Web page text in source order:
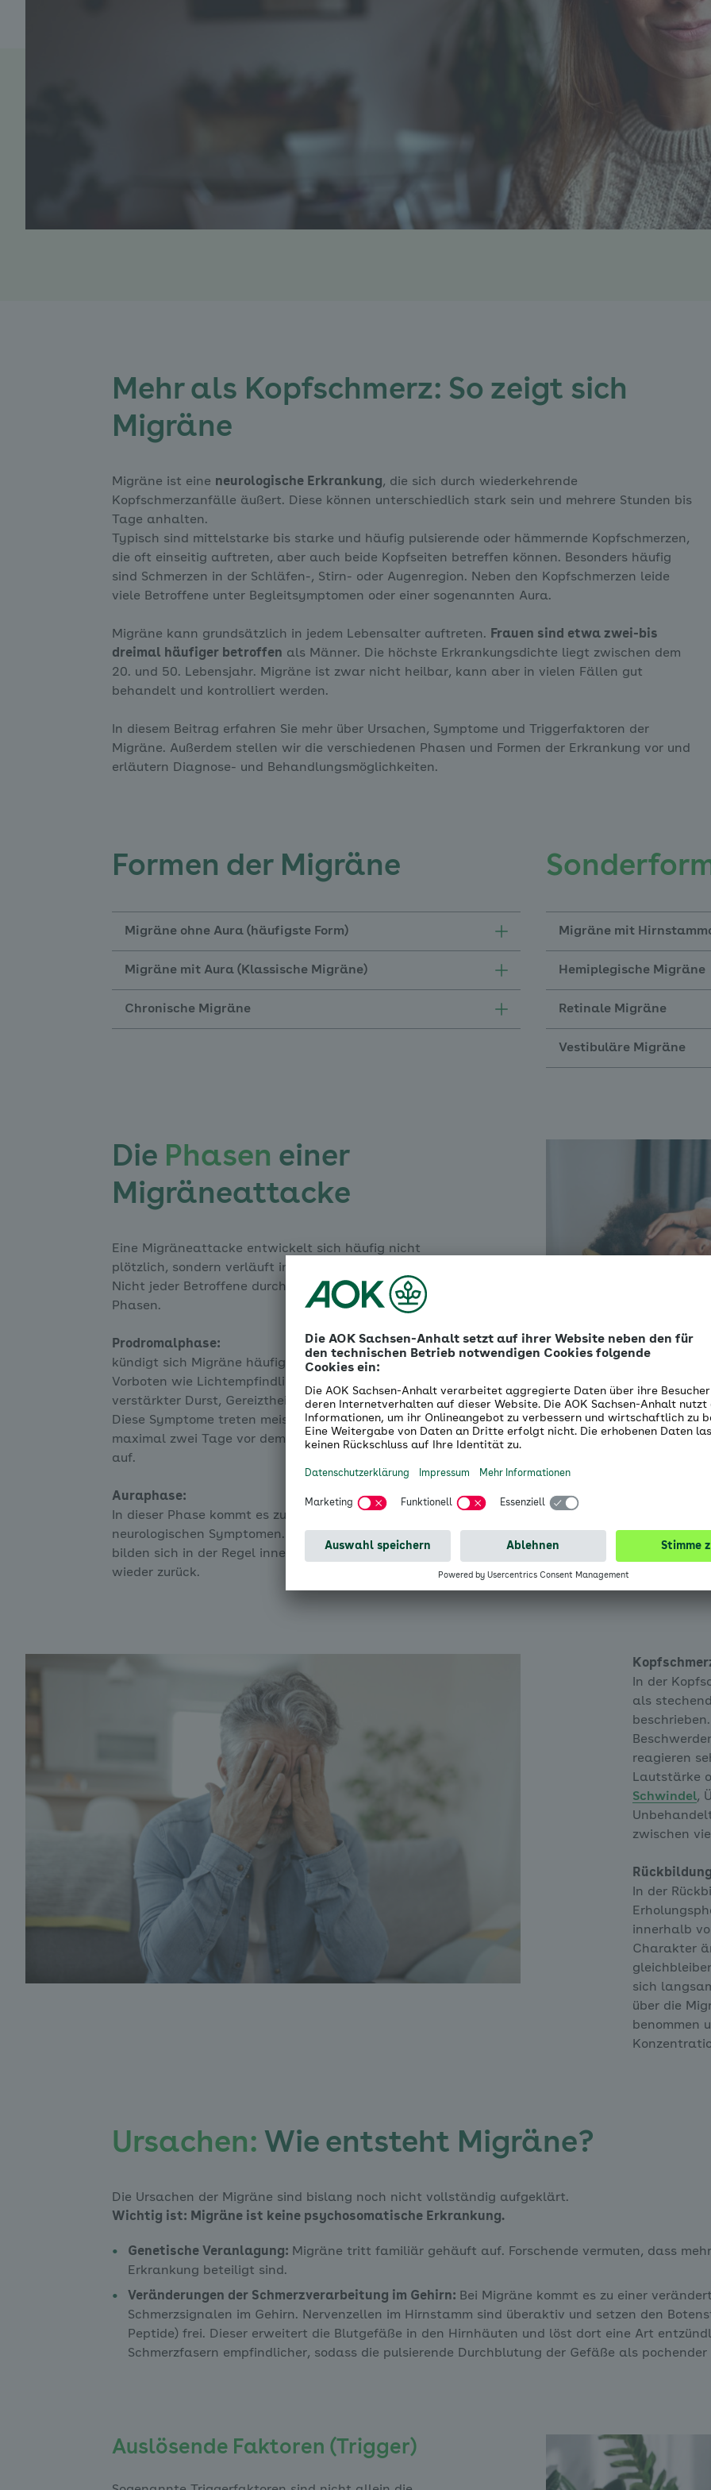
Mehr als Kopfschmerz: So zeigt sich
Migräne
Migräne ist eine neurologische Erkrankung, die sich durch wiederkehrende
Kopfschmerzanfälle äußert. Diese können unterschiedlich stark sein und mehrere Stunden bis
Tage anhalten.
Typisch sind mittelstarke bis starke und häufig pulsierende oder hämmernde Kopfschmerzen,
die oft einseitig auftreten, aber auch beide Kopfseiten betreffen können. Besonders häufig
sind Schmerzen in der Schläfen-, Stirn- oder Augenregion. Neben den Kopfschmerzen leide
viele Betroffene unter Begleitsymptomen oder einer sogenannten Aura.
Migräne kann grundsätzlich in jedem Lebensalter auftreten. Frauen sind etwa zwei-bis
dreimal häufiger betroffen als Männer. Die höchste Erkrankungsdichte liegt zwischen dem
20. und 50. Lebensjahr. Migräne ist zwar nicht heilbar, kann aber in vielen Fällen gut
behandelt und kontrolliert werden.
In diesem Beitrag erfahren Sie mehr über Ursachen, Symptome und Triggerfaktoren der
Migräne. Außerdem stellen wir die verschiedenen Phasen und Formen der Erkrankung vor und
erläutern Diagnose- und Behandlungsmöglichkeiten.
Formen der Migräne
Migräne ohne Aura (häufigste Form)
Migräne mit Aura (Klassische Migräne)
Chronische Migräne
Migräne mit
Hemiplegische Migräne
Retinale Migräne
Vestibuläre Migräne
Die Phasen einer
Migräneattacke
Eine Migräneattacke entwickelt sich häufig nicht
plötzlich, sondern verläuft in mehreren Phasen.
Nicht jeder Betroffene durchläuft dabei alle
Phasen.
Prodromalphase:
kündigt sich Migräne häufig durch Anzeichen oder
Vorboten wie Lichtempfindlichkeit, Heißhunger,
verstärkter Durst, Gereiztheit oder Müdigkeit an.
Diese Symptome treten meist einige Stunden bis
maximal zwei Tage vor dem eigentlichen Anfall
auf.
Auraphase:
In dieser Phase kommt es zu vorübergehenden
neurologischen Symptomen. Die Beschwerden
bilden sich in der Regel innerhalb von einer Stunde
wieder zurück.
In der
als
reagieren
Lautstärke
Schwindel,
zwischen
In der
innerhalb
Charakter
sich
über die
benommen
Ursachen: Wie entsteht Migräne?
Die Ursachen der Migräne sind bislang noch nicht vollständig aufgeklärt.
Wichtig ist: Migräne ist keine psychosomatische Erkrankung.
Genetische Veranlagung: Migräne tritt familiär gehäuft auf. Forschende vermuten, dass
Erkrankung beteiligt sind.
Veränderungen der Schmerzverarbeitung im Gehirn: Bei Migräne kommt es zu einer
Schmerzsignalen im Gehirn. Nervenzellen im Hirnstamm sind überaktiv und setzen den
Peptide) frei. Dieser erweitert die Blutgefäße in den Hirnhäuten und löst dort eine Art
Schmerzfasern empfindlicher, sodass die pulsierende Durchblutung der Gefäße als
Auslösende Faktoren (Trigger)